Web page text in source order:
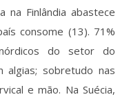
na Finlândia abastece
consome (13). 71%
do setor do
algias; sobretudo nas
e mão. Na Suécia,